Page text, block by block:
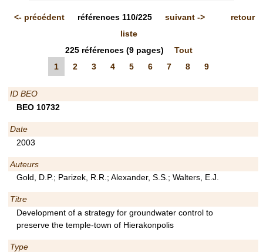
<- précédent références 110/225 suivant ->
retour
liste
225 références(9 pages)
Tout
1
2 3 4 5 6 7 8 9
ID BEO
BEO 10732
Date
2003
Auteurs
Gold, D.P.; Parizek, R.R.; Alexander, S.S.; Walters, E.J.
Titre
Development of a strategy for groundwater control to
preserve the temple-town of Hierakonpolis
Type